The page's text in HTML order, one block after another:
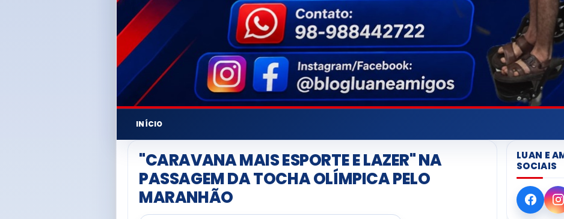
INÍCIO
"CARAVANA MAIS ESPORTE E LAZER" NA
PASSAGEM DA TOCHA OLÍMPICA PELO
MARANHÃO
LUAN E
SOCIAIS